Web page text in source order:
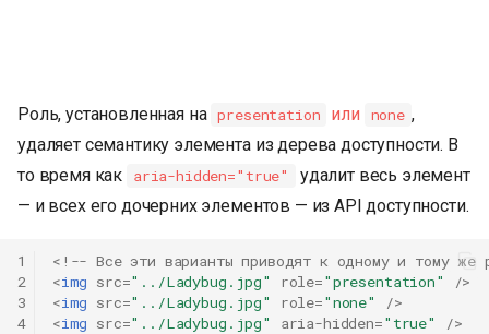
Роль, установленная на presentation или none ,
удаляет семантику элемента из дерева доступности. В
то время как
aria-hidden="true"
удалит весь элемент
— и всех его дочерних элементов — из API доступности.
1
2
3
4
<!-- Все эти варианты приводят к одному и тому же
<img src="../Ladybug.jpg" role="presentation"
/>
<img src="../Ladybug.jpg" role="none"
/>
<img src="../Ladybug.jpg" aria-hidden="true" />